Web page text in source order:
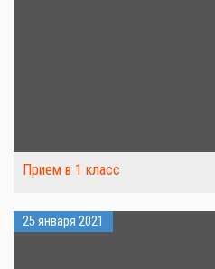
Прием в 1 класс
25 января 2021